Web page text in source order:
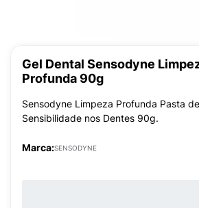
Gel Dental Sensodyne
Profunda 90g
Sensodyne Limpeza Profunda Pasta
Sensibilidade nos Dentes 90g.
Marca:SENSODYNE